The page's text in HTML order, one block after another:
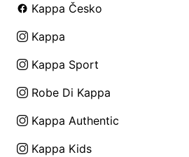
Kappa Česko
Kappa
Kappa Sport
Robe Di Kappa
Kappa Authentic
Kappa Kids